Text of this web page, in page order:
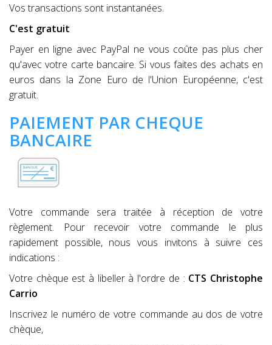
Vos transactions sont instantanées.
C'est gratuit
Payer en ligne avec PayPal ne vous coûte pas plus cher
qu'avec votre carte bancaire. Si vous faites des achats en
euros dans la Zone Euro de l'Union Européenne, c'est
gratuit.
PAIEMENT PAR CHEQUE
BANCAIRE
Votre commande sera traitée à réception de votre
règlement. Pour recevoir votre commande le plus
rapidement possible, nous vous invitons à suivre ces
indications :
Votre chèque est à libeller à l'ordre de : CTS Christophe
Carrio
Inscrivez le numéro de votre commande au dos de votre
chèque,